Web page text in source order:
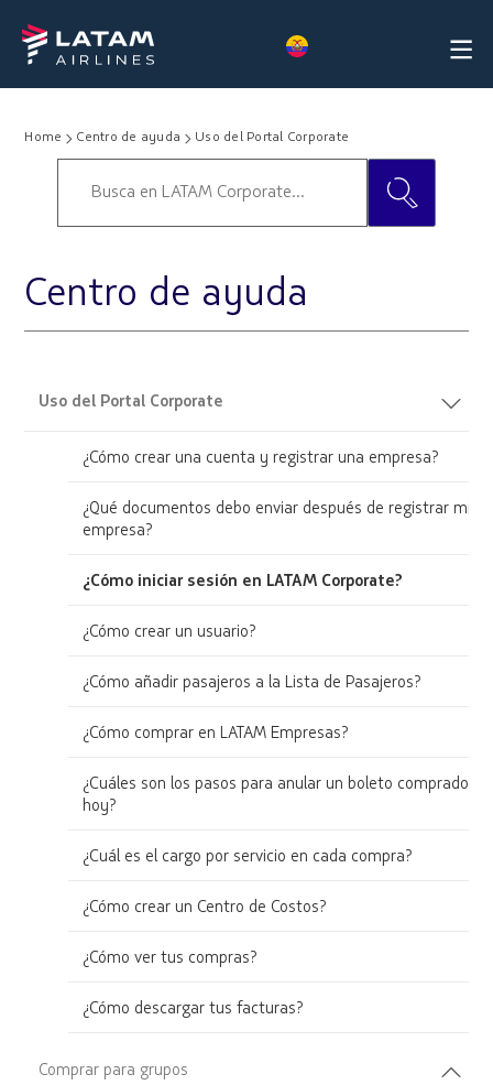
Home Centro de ayuda Uso del Portal Corporate
Centro de ayuda
Uso del Portal Corporate
¿Cómo crear una cuenta y registrar una empresa?
¿Qué documentos debo enviar después de registrar mi
empresa?
¿Cómo iniciar sesión en LATAM Corporate?
¿Cómo crear un usuario?
¿Cómo añadir pasajeros a la Lista de Pasajeros?
¿Cómo comprar en LATAM Empresas?
¿Cuáles son los pasos para anular un boleto comprado
hoy?
¿Cuál es el cargo por servicio en cada compra?
¿Cómo crear un Centro de Costos?
¿Cómo ver tus compras?
¿Cómo descargar tus facturas?
Comprar para grupos